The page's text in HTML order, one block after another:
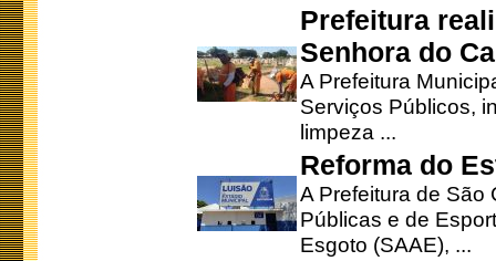
Prefeitura
Senhora do
A Prefeitura
Serviços Públicos,
limpeza ...
Reforma do
A Prefeitura de São
Públicas e de
Esgoto (SAAE), ...